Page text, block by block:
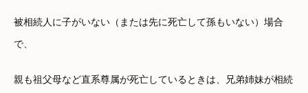
被相続人に子がいない（または先に死亡して孫もいない）場合
で、
親も祖父母など直系尊属が死亡しているときは、兄弟姉妹が相続